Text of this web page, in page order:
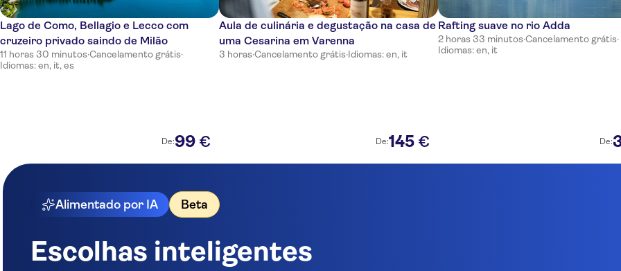
Lago de Como, Bellagio e Lecco com
cruzeiro privado saindo de Milão
11 horas 30 minutos·Cancelamento grátis·
Idiomas: en, it, es
De:99 €
Aula de culinária e degustação na casa de
uma Cesarina em Varenna
3 horas·Cancelamento grátis·Idiomas: en, it
De:145 €
Rafting suave no rio Adda
2 horas 33 minutos·Cancelamento grátis·
Idiomas: en, it
De:
Alimentado por IA Beta
Escolhas inteligentes